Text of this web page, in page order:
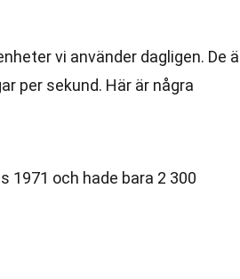
vi använder dagligen. De
per sekund. Här är några
1971 och hade bara 2 300